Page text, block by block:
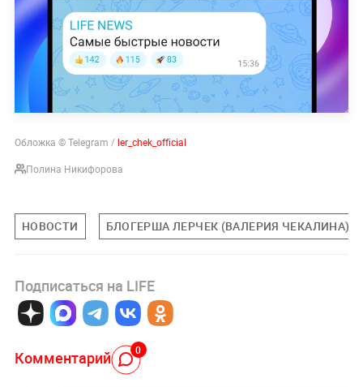
Обложка © Telegram / ler_chek_official
Полина Никифорова
НОВОСТИ БЛОГЕРША ЛЕРЧЕК (ВАЛЕРИЯ ЧЕКАЛИНА)
Подписаться на LIFE
Комментарий 0